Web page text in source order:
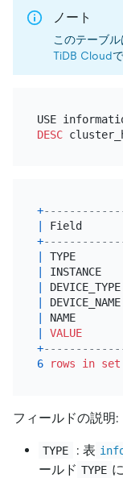
ノート
このテーブ
TiDB Cloud
DESC
+
Field
+
TYPE
INSTANCE
DEVICE_TYPE
DEVICE_NAME
NAME
VALUE
+
6
rows in set
フィールドの説明:
TYPE : 表
ールド TYPE